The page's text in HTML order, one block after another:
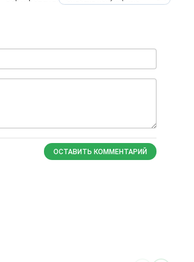
ОСТАВИТЬ КОММЕНТАРИЙ